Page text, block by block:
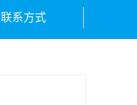
联系方式